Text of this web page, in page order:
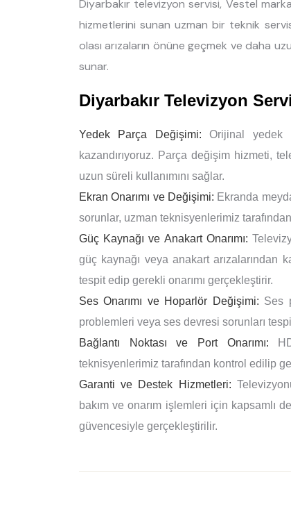
Diyarbakır televizyon servisi, Vestel
hizmetlerini sunan uzman bir teknik
olası arızaların önüne geçmek ve daha
sunar.
Diyarbakır Televizyon
Yedek Parça Değişimi: Orijinal yedek
kazandırıyoruz. Parça değişim hizmeti,
uzun süreli kullanımını sağlar.
Ekran Onarımı ve Değişimi: Ekranda
sorunlar, uzman teknisyenlerimiz
Güç Kaynağı ve Anakart Onarımı:
güç kaynağı veya anakart arızalarından
tespit edip gerekli onarımı gerçekleştirir.
Ses Onarımı ve Hoparlör Değişimi: Ses
problemleri veya ses devresi sorunları
Bağlantı Noktası ve Port Onarımı:
teknisyenlerimiz tarafından kontrol edilip
Garanti ve Destek Hizmetleri:
bakım ve onarım işlemleri için kapsamlı
güvencesiyle gerçekleştirilir.